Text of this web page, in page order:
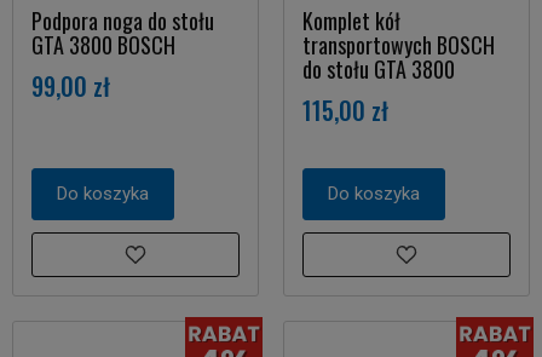
Podpora noga do stołu
GTA 3800 BOSCH
99,00 zł
Do koszyka
Komplet kół
transportowych BOSCH
do stołu GTA 3800
115,00 zł
Do koszyka